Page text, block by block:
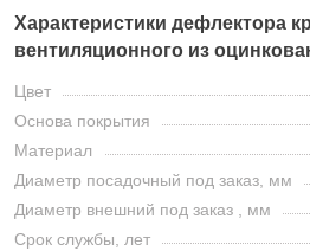
Характеристики дефлектора
вентиляционного из
Цвет
Основа покрытия
Материал
Диаметр посадочный под заказ, мм
Диаметр внешний под заказ , мм
Срок службы, лет